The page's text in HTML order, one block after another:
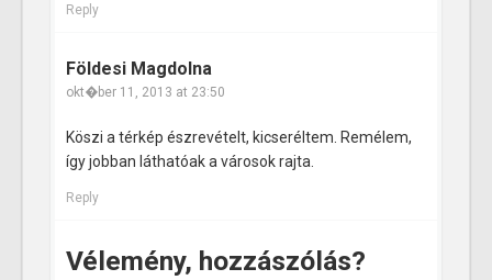
Reply
Földesi Magdolna
okt�ber 11, 2013 at 23:50
Köszi a térkép észrevételt, kicseréltem. Remélem,
így jobban láthatóak a városok rajta.
Reply
Vélemény, hozzászólás?